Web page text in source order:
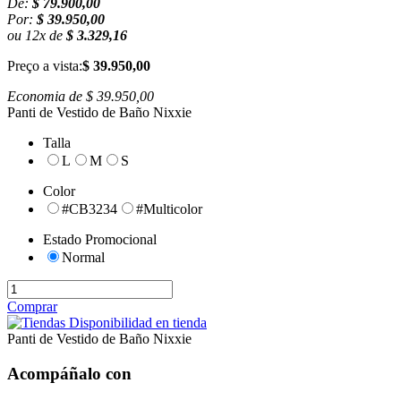
De: $ 79.900,00
Por: $ 39.950,00
ou 12x de $ 3.329,16
Preço a vista:$ 39.950,00
Economia de $ 39.950,00
Panti de Vestido de Baño Nixxie
Talla
L
M
S
Color
#CB3234
#Multicolor
Estado Promocional
Normal
Comprar
Disponibilidad en tienda
Panti de Vestido de Baño Nixxie
Acompáñalo con